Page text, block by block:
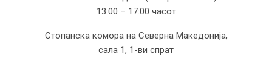
13:00 – 17:00 часот
Стопанска комора на Северна Македонија,
сала 1, 1-ви спрат